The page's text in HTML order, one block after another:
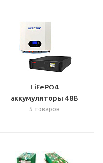
LiFePO4
аккумуляторы 48В
5 товаров